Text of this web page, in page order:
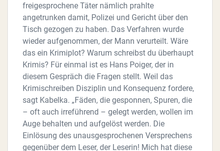
freigesprochene Täter nämlich prahlte
angetrunken damit, Polizei und Gericht über den
Tisch gezogen zu haben. Das Verfahren wurde
wieder aufgenommen, der Mann verurteilt. Wäre
das ein Krimiplot? Warum schreibst du überhaupt
Krimis? Für einmal ist es Hans Poiger, der in
diesem Gespräch die Fragen stellt. Weil das
Krimischreiben Disziplin und Konsequenz fordere,
sagt Kabelka. „Fäden, die gesponnen, Spuren, die
– oft auch irreführend – gelegt werden, wollen im
Auge behalten und aufgelöst werden. Die
Einlösung des unausgesprochenen Versprechens
gegenüber dem Leser, der Leserin! Mich hat diese